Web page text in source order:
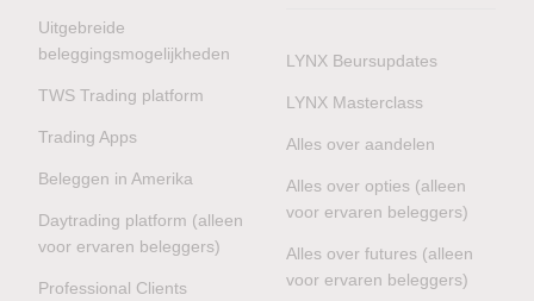
Uitgebreide
beleggingsmogelijkheden
TWS Trading platform
Trading Apps
Beleggen in Amerika
Daytrading platform (alleen
voor ervaren beleggers)
Professional Clients
LYNX Beursupdates
LYNX Masterclass
Alles over aandelen
Alles over opties (alleen
voor ervaren beleggers)
Alles over futures (alleen
voor ervaren beleggers)